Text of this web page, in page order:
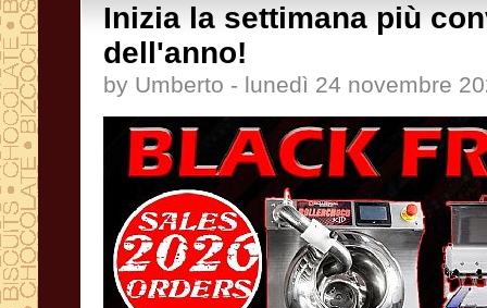
Inizia la settimana più
dell'anno!
by Umberto - lunedì 24 novembre